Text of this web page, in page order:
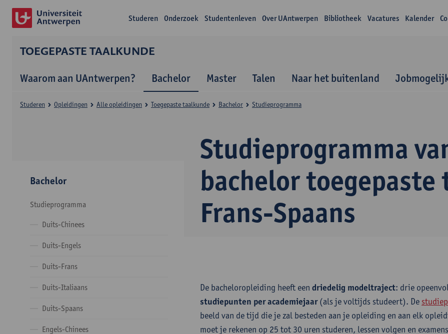
Studeren Onderzoek Studentenleven Over UAntwerpen Bibliotheek Vacatures Kalender
TOEGEPASTE TAALKUNDE
Waarom aan UAntwerpen? Bachelor Master Talen Naar het buitenland
Studieprogramma
bachelor
Frans-Spaans
Studeren Opleidingen Alle opleidingen Toegepaste taalkunde Bachelor Studieprogramma
Bachelor
Studieprogramma
Duits-Chinees
Duits-Engels
Duits-Frans
Duits-Italiaans
Duits-Spaans
Engels-Chinees
De bacheloropleiding heeft een driedelig modeltraject: drie
studiepunten per academiejaar(als je voltijds studeert). De
beeld van de tijd die je zal besteden aan je opleiding en aan elk
moet je rekenen op 25 tot 30 uren studeren, lessen volgen en